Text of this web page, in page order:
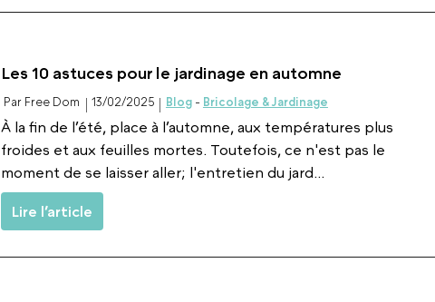
Les 10 astuces pour le jardinage en automne
Par Free Dom 13/02/2025 Blog- Bricolage & Jardinage
À la fin de l’été, place à l’automne, aux températures plus
froides et aux feuilles mortes. Toutefois, ce n'est pas le
moment de se laisser aller; l'entretien du jard...
Lire l’article